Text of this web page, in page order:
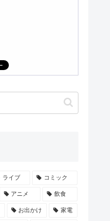
ライブ コミック
アニメ 飲食
お出かけ 家電